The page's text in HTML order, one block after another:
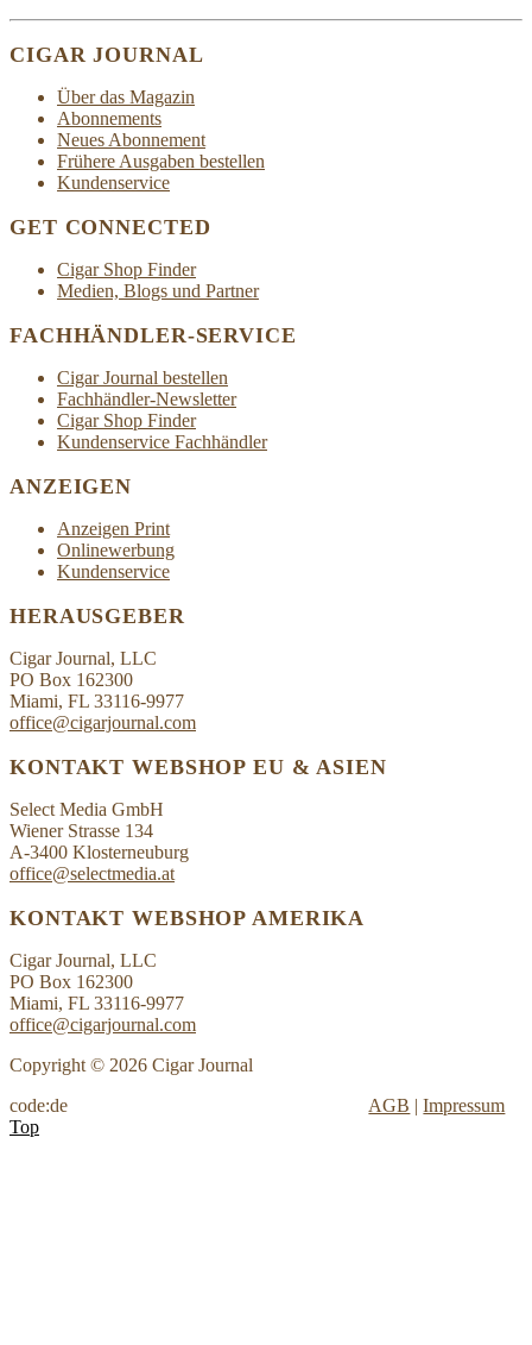
CIGAR JOURNAL
Über das Magazin
Abonnements
Neues Abonnement
Frühere Ausgaben bestellen
Kundenservice
GET CONNECTED
Cigar Shop Finder
Medien, Blogs und Partner
FACHHÄNDLER-SERVICE
Cigar Journal bestellen
Fachhändler-Newsletter
Cigar Shop Finder
Kundenservice Fachhändler
ANZEIGEN
Anzeigen Print
Onlinewerbung
Kundenservice
HERAUSGEBER
Cigar Journal, LLC
PO Box 162300
Miami, FL 33116-9977
office@cigarjournal.com
KONTAKT WEBSHOP EU & ASIEN
Select Media GmbH
Wiener Strasse 134
A-3400 Klosterneuburg
office@selectmedia.at
KONTAKT WEBSHOP AMERIKA
Cigar Journal, LLC
PO Box 162300
Miami, FL 33116-9977
office@cigarjournal.com
Copyright © 2026 Cigar Journal
code:de
AGB |Impressum
Top